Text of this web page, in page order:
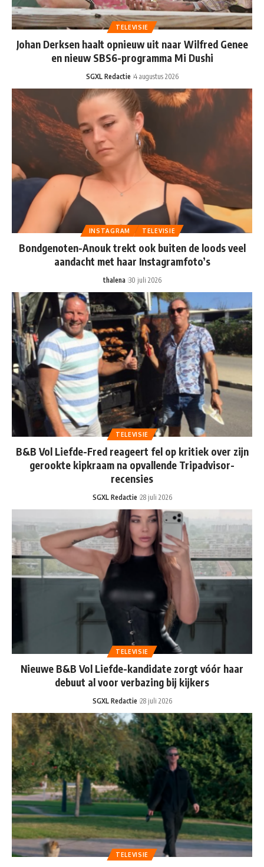
TELEVISIE
Johan Derksen haalt opnieuw uit naar Wilfred Genee
en nieuw SBS6-programma Mi Dushi
SGXL Redactie 4 augustus 2026
INSTAGRAM TELEVISIE
Bondgenoten-Anouk trekt ook buiten de loods veel
aandacht met haar Instagramfoto’s
thalena 30 juli 2026
TELEVISIE
B&B Vol Liefde-Fred reageert fel op kritiek over zijn
gerookte kipkraam na opvallende Tripadvisor-
recensies
SGXL Redactie 28 juli 2026
TELEVISIE
Nieuwe B&B Vol Liefde-kandidate zorgt vóór haar
debuut al voor verbazing bij kijkers
SGXL Redactie 28 juli 2026
TELEVISIE